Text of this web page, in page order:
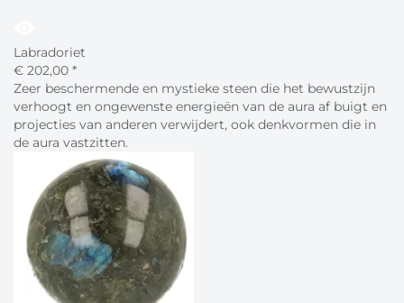
Labradoriet
€ 202,00 *
Zeer beschermende en mystieke steen die het bewustzijn
verhoogt en ongewenste energieën van de aura af buigt en
projecties van anderen verwijdert, ook denkvormen die in
de aura vastzitten.